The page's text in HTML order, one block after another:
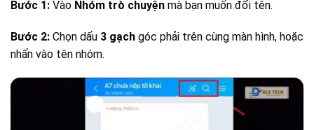
Bước 1: Vào Nhóm trò chuyện mà bạn muốn đổi tên.
Bước 2: Chọn dấu 3 gạch góc phải trên cùng màn hình, hoặc
nhấn vào tên nhóm.